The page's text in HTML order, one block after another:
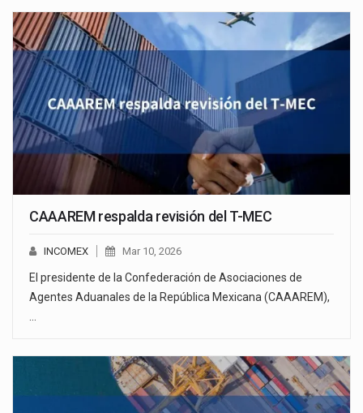
CAAAREM respalda revisión del T-MEC
INCOMEX Mar 10, 2026
El presidente de la Confederación de Asociaciones de
Agentes Aduanales de la República Mexicana (CAAAREM),